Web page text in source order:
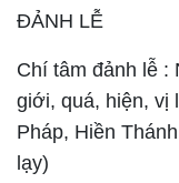
ĐẢNH LỄ
Chí tâm đảnh lễ :
giới, quá, hiện, vị
Pháp, Hiền
lạy)